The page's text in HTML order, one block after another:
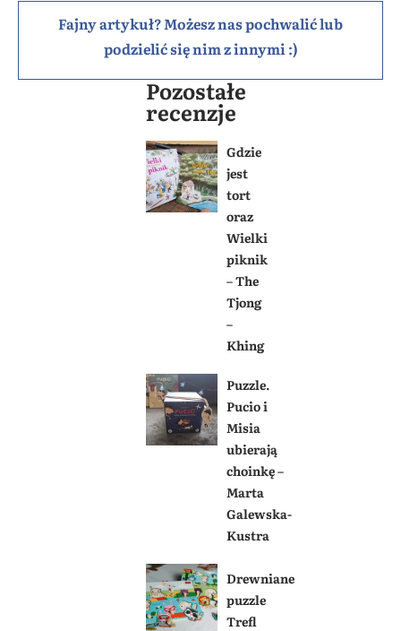
Fajny artykuł? Możesz nas pochwalić lub
podzielić się nim z innymi :)
Pozostałe
recenzje
Gdzie
jest
tort
oraz
Wielki
piknik
– The
Tjong
–
Khing
Puzzle.
Pucio i
Misia
ubierają
choinkę –
Marta
Galewska-
Kustra
Drewniane
puzzle
Trefl